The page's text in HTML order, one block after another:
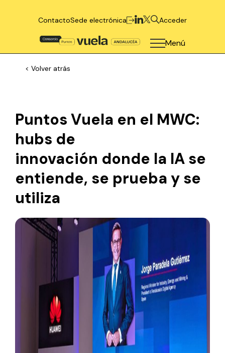
ContactoSede electrónica Acceder
Menú
< Volver atrás
Puntos Vuela en el MWC:
hubs de
innovación donde la IA se
entiende, se prueba y se
utiliza